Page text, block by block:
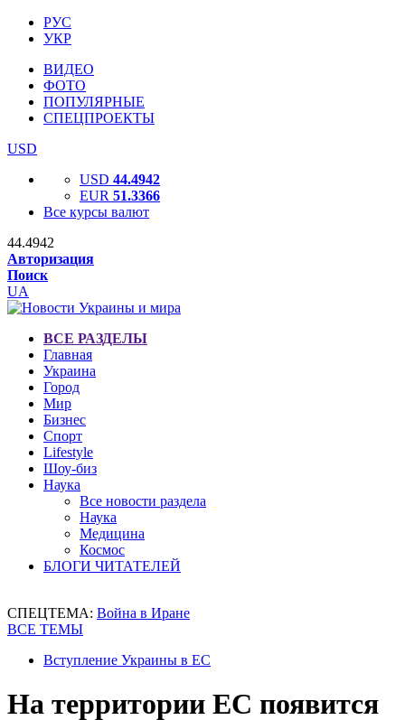
РУС
УКР
ВИДЕО
ФОТО
ПОПУЛЯРНЫЕ
СПЕЦПРОЕКТЫ
USD
USD 44.4942
EUR 51.3366
Все курсы валют
44.4942
Авторизация
Поиск
UA
ВСЕ РАЗДЕЛЫ
Главная
Украина
Город
Мир
Бизнес
Спорт
Lifestyle
Шоу-биз
Наука
Все новости раздела
Наука
Медицина
Космос
БЛОГИ ЧИТАТЕЛЕЙ
СПЕЦТЕМА: Война в Иране
ВСЕ ТЕМЫ
Вступление Украины в ЕС
На территории ЕС появится